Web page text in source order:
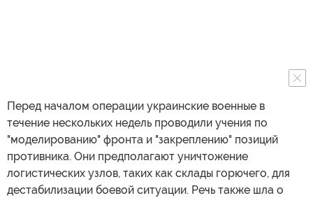
Перед началом операции украинские военные в
течение нескольких недель проводили учения по
"моделированию" фронта и "закреплению" позиций
противника. Они предполагают уничтожение
логистических узлов, таких как склады горючего, для
дестабилизации боевой ситуации. Речь также шла о